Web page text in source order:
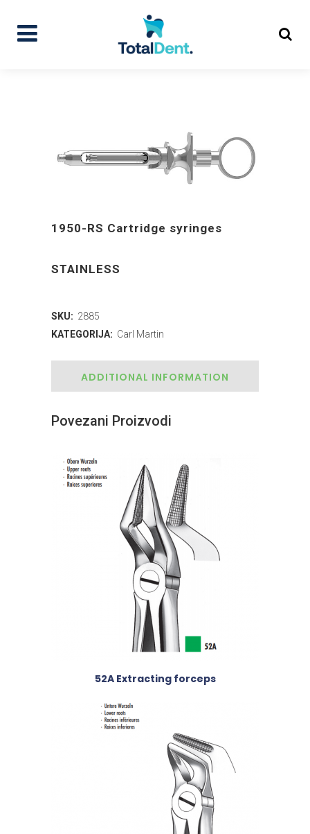
1950-RS Cartridge syringes
STAINLESS
SKU: 2885
KATEGORIJA: Carl Martin
ADDITIONAL INFORMATION
Povezani Proizvodi
52A Extracting forceps